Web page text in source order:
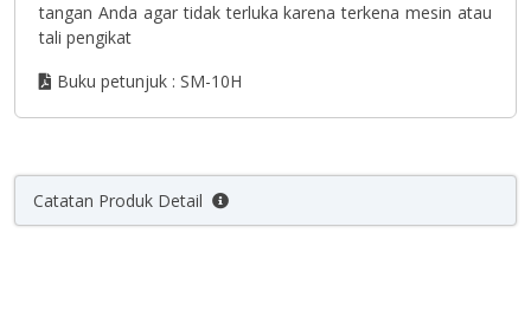
tangan Anda agar tidak terluka karena terkena mesin atau
tali pengikat
Buku petunjuk : SM-10H
Catatan Produk Detail